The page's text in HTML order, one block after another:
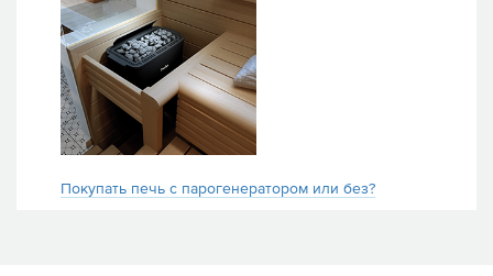
Покупать печь с парогенератором или без?